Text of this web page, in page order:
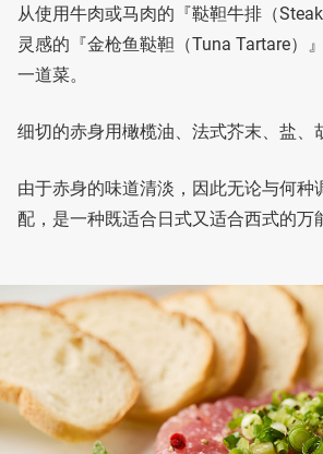
从使用牛肉或马肉的『鞑靼牛排（
灵感的『金枪鱼鞑靼（Tuna Tartare）
一道菜。
细切的赤身用橄榄油、法式芥末、盐、
由于赤身的味道清淡，因此无论与何种
配，是一种既适合日式又适合西式的万